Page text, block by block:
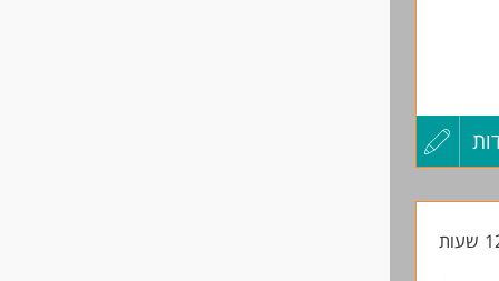
עדכון